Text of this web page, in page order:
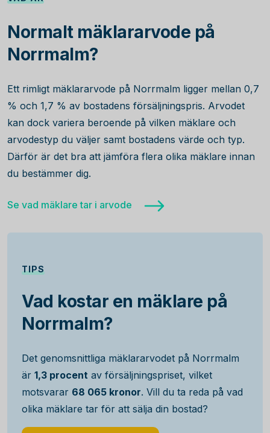
Normalt mäklararvode på
Norrmalm?
Ett rimligt mäklararvode på Norrmalm ligger mellan 0,7
% och 1,7 % av bostadens försäljningspris. Arvodet
kan dock variera beroende på vilken mäklare och
arvodestyp du väljer samt bostadens värde och typ.
Därför är det bra att jämföra flera olika mäklare innan
du bestämmer dig.
Se vad mäklare tar i arvode
TIPS
Vad kostar en mäklare på
Norrmalm?
Det genomsnittliga mäklararvodet på Norrmalm
är 1,3 procent av försäljningspriset, vilket
motsvarar 68 065 kronor. Vill du ta reda på vad
olika mäklare tar för att sälja din bostad?